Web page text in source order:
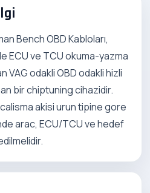
Bench OBD Kabloları,
ECU ve TCU okuma-yazma
VAG odakli OBD odakli hizli
bir chiptuning cihazidir.
akisi urun tipine gore
arac, ECU/TCU ve hedef